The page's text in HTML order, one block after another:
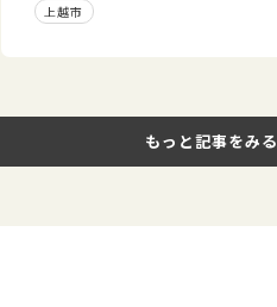
上越市
もっと記事をみる